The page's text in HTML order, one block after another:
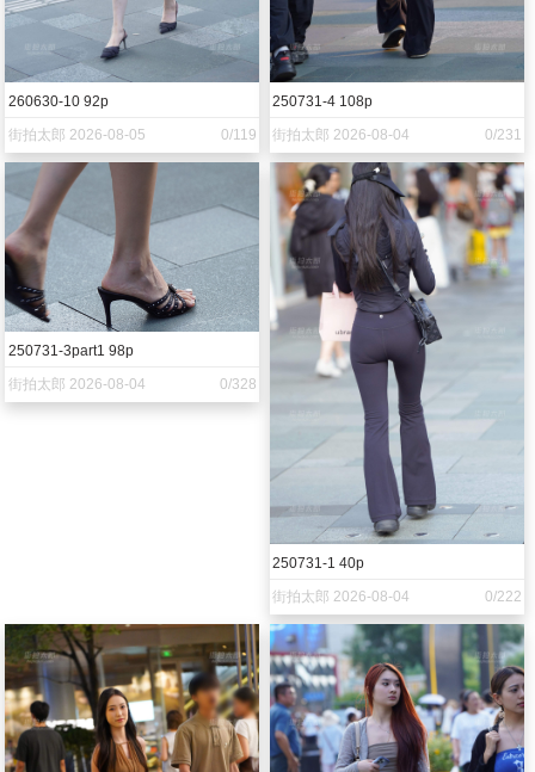
260630-10 92p
街拍太郎 2026-08-05
0/119
250731-4 108p
街拍太郎 2026-08-04
0/231
250731-3part1 98p
街拍太郎 2026-08-04
0/328
250731-1 40p
街拍太郎 2026-08-04
0/222